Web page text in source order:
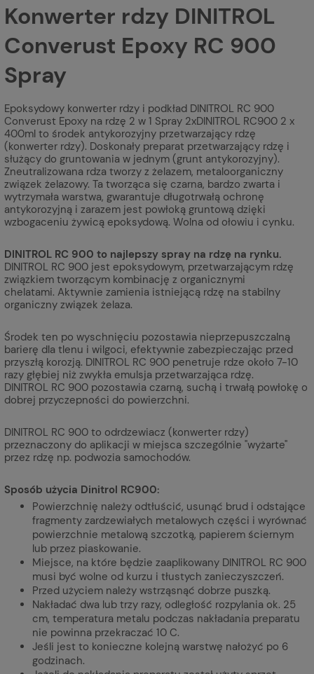
Konwerter rdzy DINITROL
Converust Epoxy RC 900
Spray
Epoksydowy konwerter rdzy i podkład DINITROL RC 900
Converust Epoxy na rdzę 2 w 1 Spray 2xDINITROL RC900 2 x
400ml to środek antykorozyjny przetwarzający rdzę
(konwerter rdzy). Doskonały preparat przetwarzający rdzę i
służący do gruntowania w jednym (grunt antykorozyjny).
Zneutralizowana rdza tworzy z żelazem, metaloorganiczny
związek żelazowy. Ta tworząca się czarna, bardzo zwarta i
wytrzymała warstwa, gwarantuje długotrwałą ochronę
antykorozyjną i zarazem jest powłoką gruntową dzięki
wzbogaceniu żywicą epoksydową. Wolna od ołowiu i cynku.
DINITROL RC 900 to najlepszy spray na rdzę na rynku.
DINITROL RC 900 jest epoksydowym, przetwarzającym rdzę
związkiem tworzącym kombinację z organicznymi
chelatami. Aktywnie zamienia istniejącą rdzę na stabilny
organiczny związek żelaza.
Środek ten po wyschnięciu pozostawia nieprzepuszczalną
barierę dla tlenu i wilgoci, efektywnie zabezpieczając przed
przyszłą korozją. DINITROL RC 900 penetruje rdze około 7-10
razy głębiej niż zwykła emulsja przetwarzająca rdzę.
DINITROL RC 900 pozostawia czarną, suchą i trwałą powłokę o
dobrej przyczepności do powierzchni.
DINITROL RC 900 to odrdzewiacz (konwerter rdzy)
przeznaczony do aplikacji w miejsca szczególnie "wyżarte"
przez rdzę np. podwozia samochodów.
Sposób użycia Dinitrol RC900:
Powierzchnię należy odtłuścić, usunąć brud i odstające
fragmenty zardzewiałych metalowych części i wyrównać
powierzchnie metalową szczotką, papierem ściernym
lub przez piaskowanie.
Miejsce, na które będzie zaaplikowany DINITROL RC 900
musi być wolne od kurzu i tłustych zanieczyszczeń.
Przed użyciem należy wstrząsnąć dobrze puszką.
Nakładać dwa lub trzy razy, odległość rozpylania ok. 25
cm, temperatura metalu podczas nakładania preparatu
nie powinna przekraczać 10 C.
Jeśli jest to konieczne kolejną warstwę nałożyć po 6
godzinach.